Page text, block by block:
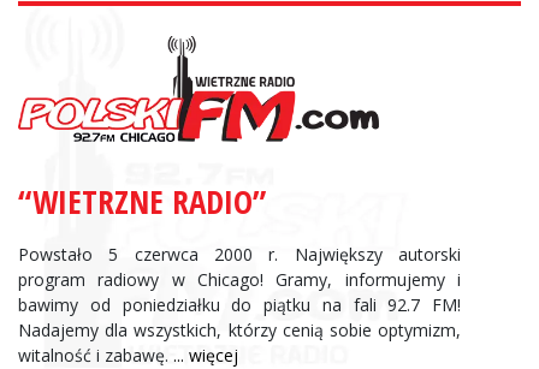
“WIETRZNE RADIO”
Powstało 5 czerwca 2000 r. Największy autorski
program radiowy w Chicago! Gramy, informujemy i
bawimy od poniedziałku do piątku na fali 92.7 FM!
Nadajemy dla wszystkich, którzy cenią sobie optymizm,
witalność i zabawę. ... więcej